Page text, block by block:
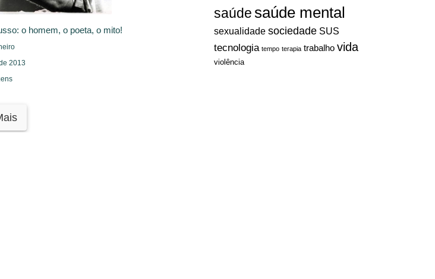
saúdesaúde mental
sexualidade sociedade SUS
tecnologia tempo terapia trabalho vida
violência
o homem, o poeta, o mito!
2013